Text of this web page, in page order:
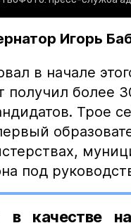
Игорь
в начале
получил более
Трое
под
качестве